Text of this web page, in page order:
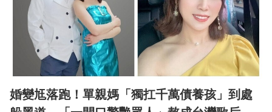
婚變尪落跑！單親媽「獨扛千萬債養孩」到處